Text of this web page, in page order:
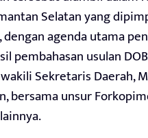
Selatan yang
dengan agenda utama
pembahasan usulan
Sekretaris Daerah,
bersama unsur